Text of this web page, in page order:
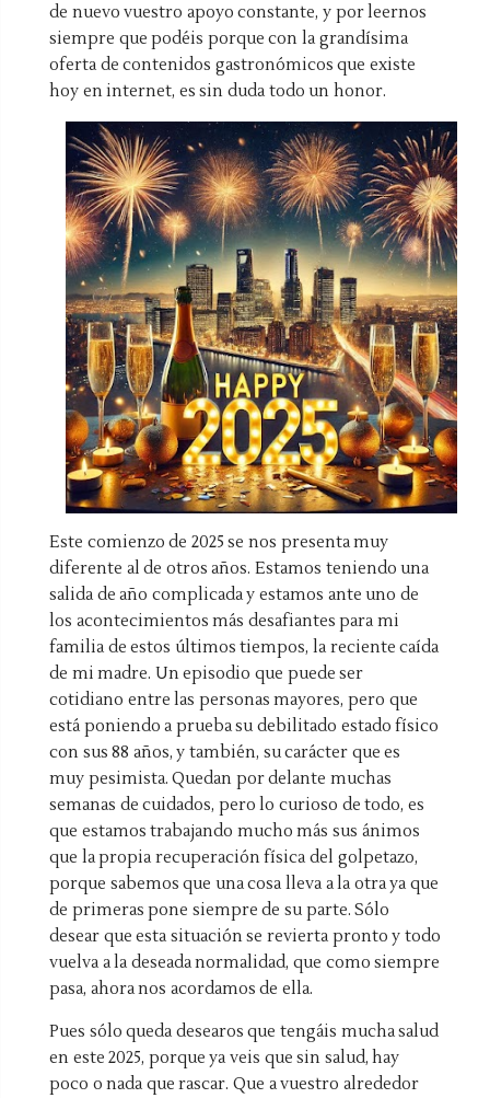
de nuevo vuestro apoyo constante, y por leernos
siempre que podéis porque con la grandísima
oferta de contenidos gastronómicos que existe
hoy en internet, es sin duda todo un honor.
Este comienzo de 2025 se nos presenta muy
diferente al de otros años. Estamos teniendo una
salida de año complicada y estamos ante uno de
los acontecimientos más desafiantes para mi
familia de estos últimos tiempos, la reciente caída
de mi madre. Un episodio que puede ser
cotidiano entre las personas mayores, pero que
está poniendo a prueba su debilitado estado físico
con sus 88 años, y también, su carácter que es
muy pesimista. Quedan por delante muchas
semanas de cuidados, pero lo curioso de todo, es
que estamos trabajando mucho más sus ánimos
que la propia recuperación física del golpetazo,
porque sabemos que una cosa lleva a la otra ya que
de primeras pone siempre de su parte. Sólo
desear que esta situación se revierta pronto y todo
vuelva a la deseada normalidad, que como siempre
pasa, ahora nos acordamos de ella.
Pues sólo queda desearos que tengáis mucha salud
en este 2025, porque ya veis que sin salud, hay
poco o nada que rascar. Que a vuestro alrededor